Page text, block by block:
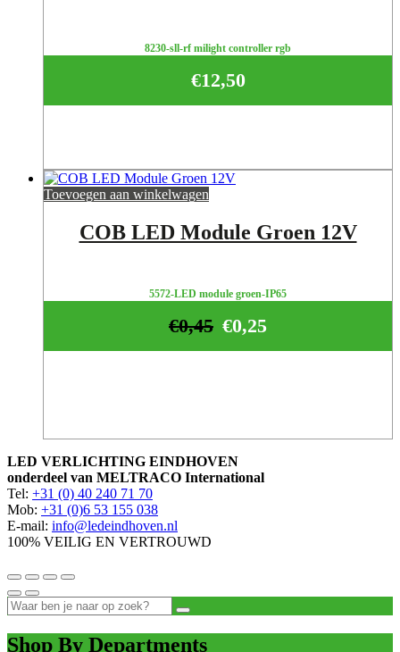
8230-sll-rf milight controller rgb
€12,50
Toevoegen aan winkelwagen
COB LED Module Groen 12V
5572-LED module groen-IP65
€0,25
€0,45
LED VERLICHTING EINDHOVEN
onderdeel van MELTRACO International
Tel: +31 (0) 40 240 71 70
Mob: +31 (0)6 53 155 038
E-mail: info@ledeindhoven.nl
100% VEILIG EN VERTROUWD
Shop By Departments